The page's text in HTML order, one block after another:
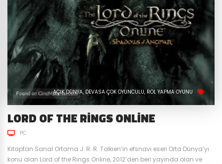
AÇIK DÜNYA DEVASA ÇOK OYUNCULU ROL YAPMA OYUNU
LORD OF THE RINGS ONLINE
PC
Kitaptan Sanal Ortama J. R. R. Tolkien‘in efsnavi eseri Orta Dünya’yı
konu alan Lord of the Rings Online, 2012’den beri yayında olan ve